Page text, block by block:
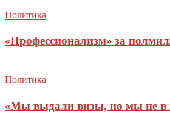
Политика
«Профессионализм» за
Политика
«Мы выдали визы, но мы не в